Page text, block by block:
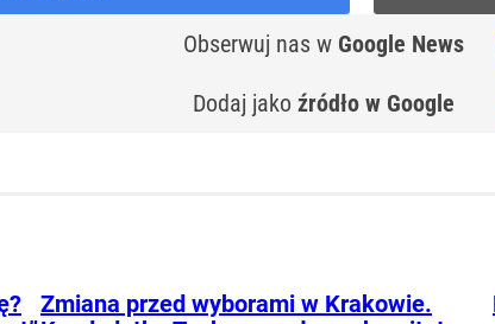
Obserwuj nas w Google News
Dodaj jako źródło w Google
Zmiana przed wyborami w Krakowie.